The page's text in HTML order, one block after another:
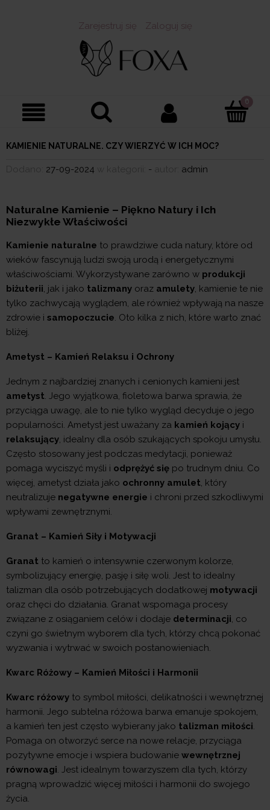
Zarejestruj się Zaloguj się
KAMIENIE NATURALNE. CZY WIERZYĆ W ICH MOC?
27-09-2024 - admin
Naturalne Kamienie – Piękno Natury i Ich
Niezwykłe Właściwości
Kamienie naturalne to prawdziwe cuda natury, które od
wieków fascynują ludzi swoją urodą i energetycznymi
właściwościami. Wykorzystywane zarówno w produkcji
biżuterii, jak i jako talizmany oraz amulety, kamienie te nie
tylko zachwycają wyglądem, ale również wpływają na nasze
zdrowie i samopoczucie. Oto kilka z nich, które warto znać
bliżej.
Ametyst – Kamień Relaksu i Ochrony
Jednym z najbardziej znanych i cenionych kamieni jest
ametyst. Jego wyjątkowa, fioletowa barwa sprawia, że
przyciąga uwagę, ale to nie tylko wygląd decyduje o jego
popularności. Ametyst jest uważany za kamień kojący i
relaksujący, idealny dla osób szukających spokoju umysłu.
Często stosowany jest podczas medytacji, ponieważ
pomaga wyciszyć myśli i odprężyć się po trudnym dniu. Co
więcej, ametyst działa jako ochronny amulet, który
neutralizuje negatywne energie i chroni przed szkodliwymi
wpływami zewnętrznymi.
Granat – Kamień Siły i Motywacji
Granat to kamień o intensywnie czerwonym kolorze,
symbolizujący energię, pasję i siłę woli. Jest to idealny
talizman dla osób potrzebujących dodatkowej motywacji
oraz chęci do działania. Granat wspomaga procesy
związane z osiąganiem celów i dodaje determinacji, co
czyni go świetnym wyborem dla tych, którzy chcą pokonać
wyzwania i wytrwać w swoich postanowieniach.
Kwarc Różowy – Kamień Miłości i Harmonii
Kwarc różowy to symbol miłości, delikatności i wewnętrznej
harmonii. Jego subtelna różowa barwa emanuje spokojem,
a kamień ten jest często wybierany jako talizman miłości.
Pomaga on otworzyć serce na nowe relacje, przyciąga
pozytywne emocje i wspiera budowanie wewnętrznej
równowagi. Jest idealnym towarzyszem dla tych, którzy
pragną wprowadzić więcej miłości i harmonii do swojego
życia.